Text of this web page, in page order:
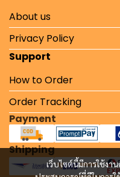
เว็บไซต์นี้มีการใช้ง
About us
Privacy Policy
Support
How to Order
Order Tracking
Payment
Shipping